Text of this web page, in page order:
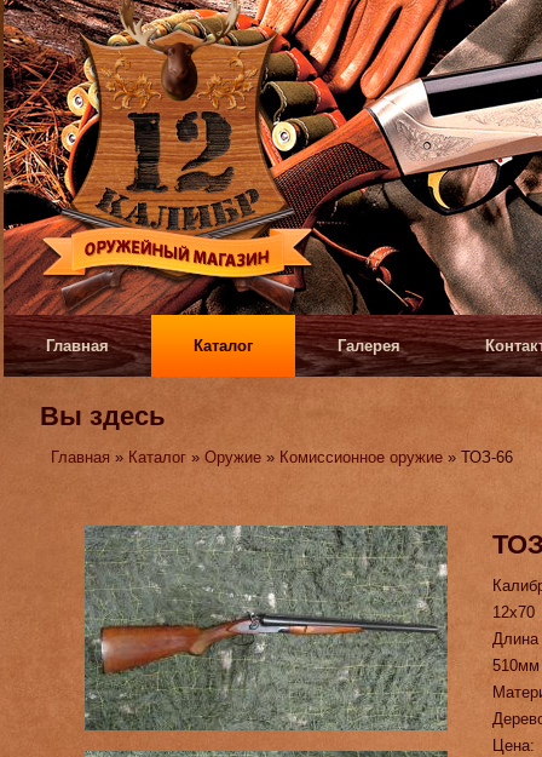
Главная Каталог Галерея
Вы здесь
Главная » Каталог »Оружие » Комиссионное оружие » ТОЗ-66
12х70
510мм
Цена: